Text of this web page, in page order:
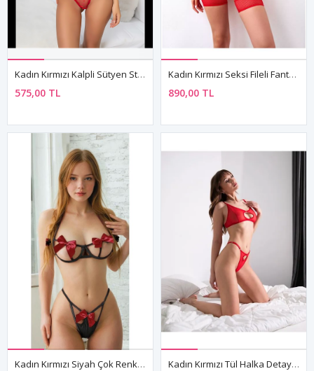
Kadın Kırmızı Kalpli Sütyen String Seksi Transparan Fantezi İç Çamaşırı Takımı
575,00 TL
Kadın Kırmızı Seksi Fileli Fantezi Jartiyer Sütyen String İç Çamaşır Takımı
890,00 TL
Kadın Kırmızı Siyah Çok Renkli Fiyonk Detaylı Seksi Fantezi Sütyen Külot Tanga İç Çamaşır Takımı Kadın Kırmızı Tül Halka Detaylı Fantezi String Tanga Transparan İç Çamaşırı Takımı